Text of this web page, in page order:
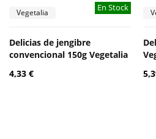
En Stock
Vegetalia
Delicias de jengibre
convencional 150g Vegetalia
4,33 €